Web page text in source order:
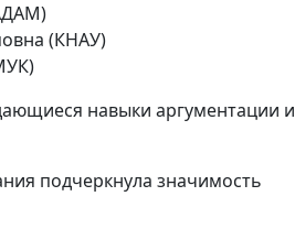
(КНАУ)
навыки аргументации и
подчеркнула значимость